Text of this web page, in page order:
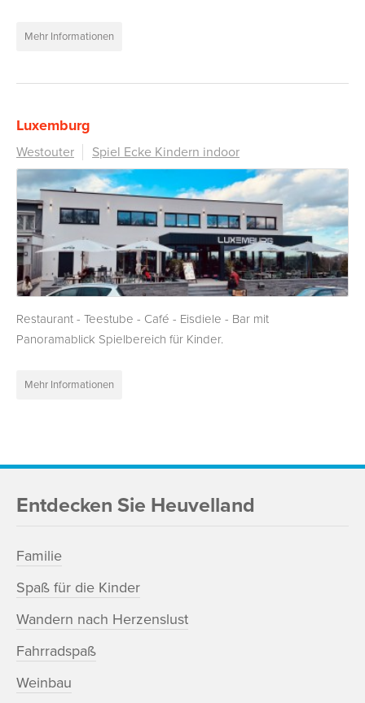
Mehr Informationen
Luxemburg
Westouter Spiel Ecke Kindern indoor
Restaurant - Teestube - Café - Eisdiele - Bar mit
Panoramablick Spielbereich für Kinder.
Mehr Informationen
Entdecken Sie Heuvelland
Familie
Spaß für die Kinder
Wandern nach Herzenslust
Fahrradspaß
Weinbau